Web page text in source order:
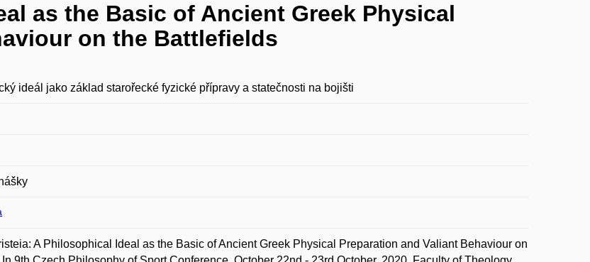
as the Basic of Ancient Greek Physical
on the Battlefields
ideál jako základ starořecké fyzické přípravy a statečnosti na bojišti
A Philosophical Ideal as the Basic of Ancient Greek Physical Preparation and Valiant Behaviour on